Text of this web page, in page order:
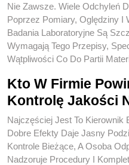
Nie Zawsze. Wiele Odchyleń
Poprzez Pomiary, Oględziny I
Badania Laboratoryjne Są
Wymagają Tego Przepisy,
Wątpliwości Co Do Partii
Kto W Firmie
Kontrolę Jakości
Najczęściej Jest To Kierownik
Dobre Efekty Daje Jasny
Kontrole Bieżące, A Osoba
Nadzoruje Procedury I